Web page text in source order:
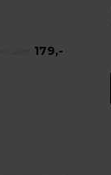
179,-